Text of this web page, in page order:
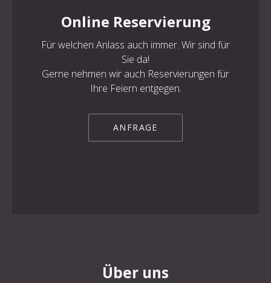
Online Reservierung
Für welchen Anlass auch immer. Wir sind für
Sie da!
Gerne nehmen wir auch Reservierungen für
Ihre Feiern entgegen.
ANFRAGE
Über uns